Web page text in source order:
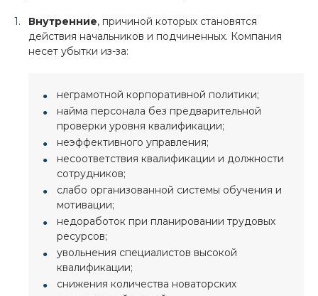
Внутренние, причиной которых становятся
действия начальников и подчиненных. Компания
несет убытки из-за:
неграмотной корпоративной политики;
найма персонала без предварительной
проверки уровня квалификации;
неэффективного управления;
несоответствия квалификации и должности
сотрудников;
слабо организованной системы обучения и
мотивации;
недоработок при планировании трудовых
ресурсов;
увольнения специалистов высокой
квалификации;
снижения количества новаторских